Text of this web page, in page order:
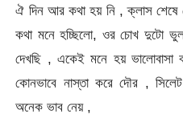
ঐ দিন আর কথা হয় নি , ক্লাস শেষে
কথা মনে হচ্ছিলো, ওর চোখ দুটো
দেখছি , একেই মনে হয় ভালোবাসা
কোনভাবে নাস্তা করে দৌর , সিলেট
অনেক ভাব নেয় ,